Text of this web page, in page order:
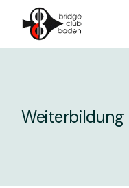
Weiterbildung